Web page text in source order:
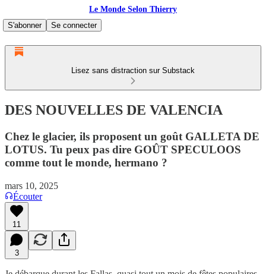
Le Monde Selon Thierry
S'abonner
Se connecter
Lisez sans distraction sur Substack
DES NOUVELLES DE VALENCIA
Chez le glacier, ils proposent un goût GALLETA DE
LOTUS. Tu peux pas dire GOÛT SPECULOOS
comme tout le monde, hermano ?
mars 10, 2025
Écouter
11
3